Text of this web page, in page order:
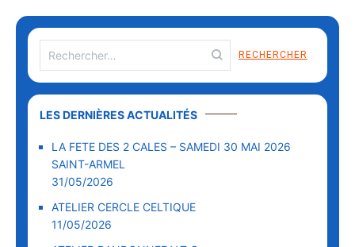
LES DERNIÈRES ACTUALITÉS
LA FETE DES 2 CALES – SAMEDI 30 MAI 2026
SAINT-ARMEL
31/05/2026
ATELIER CERCLE CELTIQUE
11/05/2026